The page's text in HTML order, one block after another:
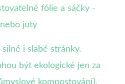
fólie a sáčky -
juty
i slabé stránky.
být ekologické jen za
kompostování),